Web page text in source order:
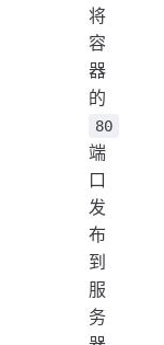
将
容
器
的
80
端
口
发
布
到
服
务